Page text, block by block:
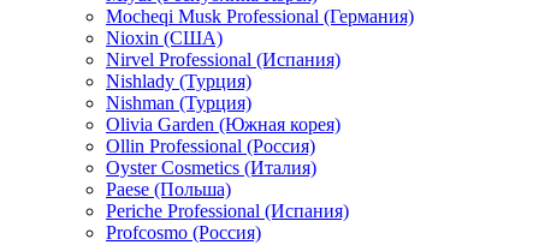
Mocheqi Musk Professional (Германия)
Nioxin (США)
Nirvel Professional (Испания)
Nishlady (Турция)
Nishman (Турция)
Olivia Garden (Южная корея)
Ollin Professional (Россия)
Oyster Cosmetics (Италия)
Paese (Польша)
Periche Professional (Испания)
Profcosmo (Россия)